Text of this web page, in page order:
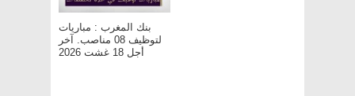
بنك المغرب : مباريات
لتوظيف 08 مناصب. آخر
أجل 18 غشت 2026